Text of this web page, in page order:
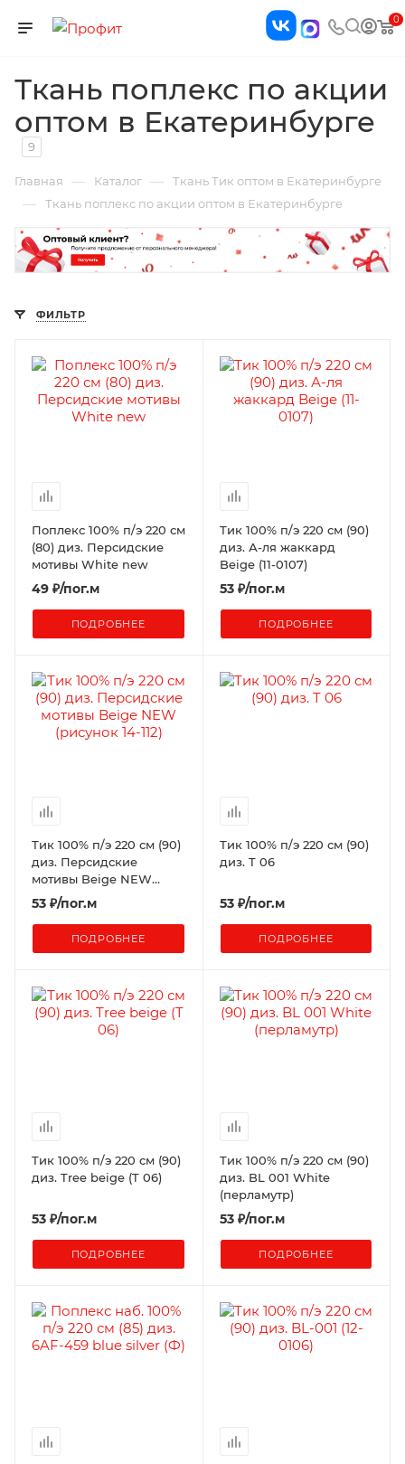
0
Ткань поплекс по акции
оптом в Екатеринбурге
9
Главная — Каталог — Ткань Тик оптом в Екатеринбурге
— Ткань поплекс по акции оптом в Екатеринбурге
ФИЛЬТР
Поплекс 100% п/э 220 см
(80) диз. Персидские
мотивы White new
49 ₽/пог.м
ПОДРОБНЕЕ
Тик 100% п/э 220 см (90)
диз. А-ля жаккард
Beige (11-0107)
53₽/пог.м
ПОДРОБНЕЕ
Тик 100% п/э 220 см (90)
диз. Персидские
мотивы Beige NEW
(рисунок 14-112)
53 ₽/пог.м
ПОДРОБНЕЕ
Тик 100% п/э 220 см (90)
диз. T 06
53₽/пог.м
ПОДРОБНЕЕ
Тик 100% п/э 220 см (90)
диз. Tree beige (T 06)
53 ₽/пог.м
ПОДРОБНЕЕ
Тик 100% п/э 220 см (90)
диз. BL 001 White
(перламутр)
53₽/пог.м
ПОДРОБНЕЕ